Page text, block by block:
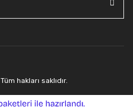
Tüm hakları saklıdır.
e-